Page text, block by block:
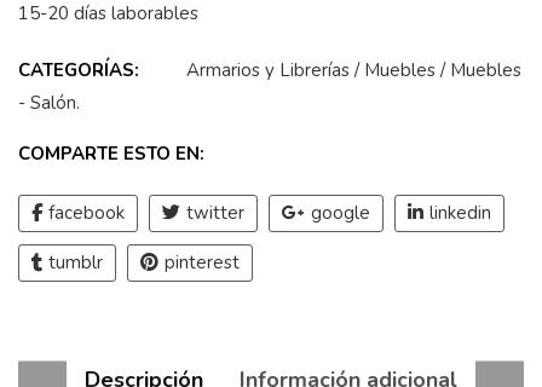
15-20 días laborables
CATEGORÍAS: Armarios y Librerías / Muebles / Muebles
- Salón.
COMPARTE ESTO EN:
facebook twitter google linkedin
tumblr pinterest
Descripción Información adicional